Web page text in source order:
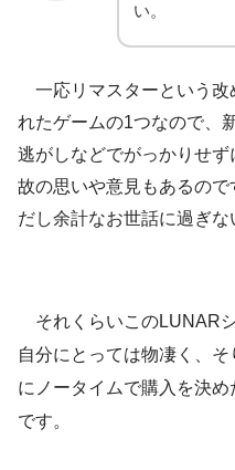
い。
一応リマスターという改
れたゲームの1つなので、
逃がしなどでがっかりせ
故の思いや意見もあるの
だし余計なお世話に過ぎな
それくらいこのLUNAR
自分にとっては物凄く、
にノータイムで購入を決
です。